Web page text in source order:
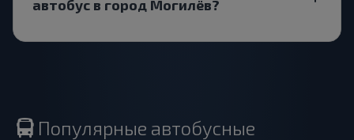
автобус в город Могилёв?
Популярные автобусные